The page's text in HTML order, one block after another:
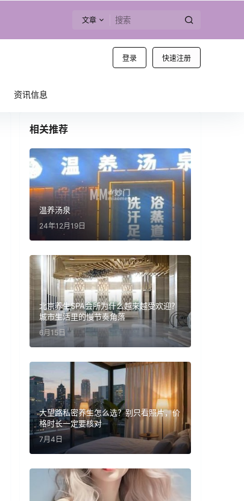
文章
登录 快速注册
资讯信息
相关推荐
温养汤泉
24年12月19日
北京养生SPA会所为什么越来越受欢迎？
城市生活里的慢节奏角落
6月15日
大望路私密养生怎么选？别只看照片，价
格时长一定要核对
7月4日